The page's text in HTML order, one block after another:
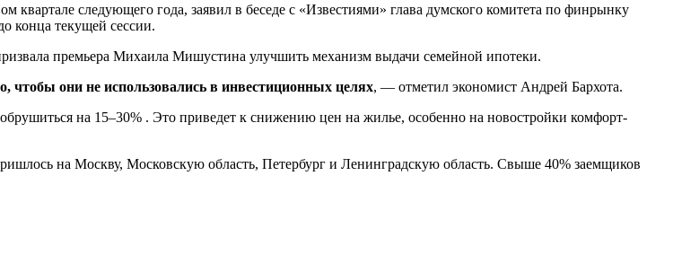
следующего года, заявил в беседе с «Известиями» глава думского комитета по финрынку
конца текущей сессии.
премьера Михаила Мишустина улучшить механизм выдачи семейной ипотеки.
чтобы они не использовались в инвестиционных целях, — отметил экономист Андрей Бархота.
на 15–30% . Это приведет к снижению цен на жилье, особенно на новостройки комфорт-
на Москву, Московскую область, Петербург и Ленинградскую область. Свыше 40% заемщиков